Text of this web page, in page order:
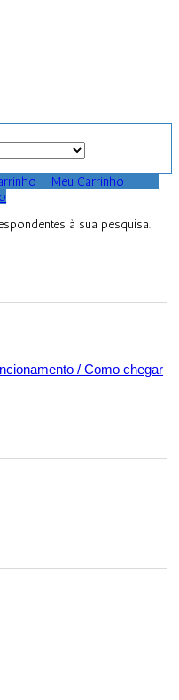
Meu Carrinho
à sua pesquisa.
/ Como chegar